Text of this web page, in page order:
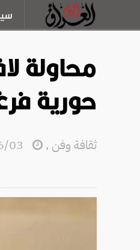
محاولة
حورية
ثقافة وفن ,